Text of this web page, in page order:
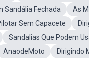
Sandália Fechada As
Sem Capacete
Sandalias Que Podem
AnaodeMoto Dirigindo